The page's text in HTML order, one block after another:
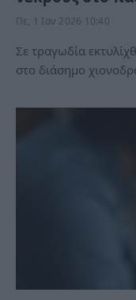
Πε, 1 Ιαν 2026 10:40
Σε τραγωδία
στο διάσημο